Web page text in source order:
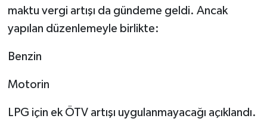
maktu vergi artışı da gündeme geldi. Ancak
yapılan düzenlemeyle birlikte:
Benzin
Motorin
LPG için ek ÖTV artışı uygulanmayacağı açıklandı.